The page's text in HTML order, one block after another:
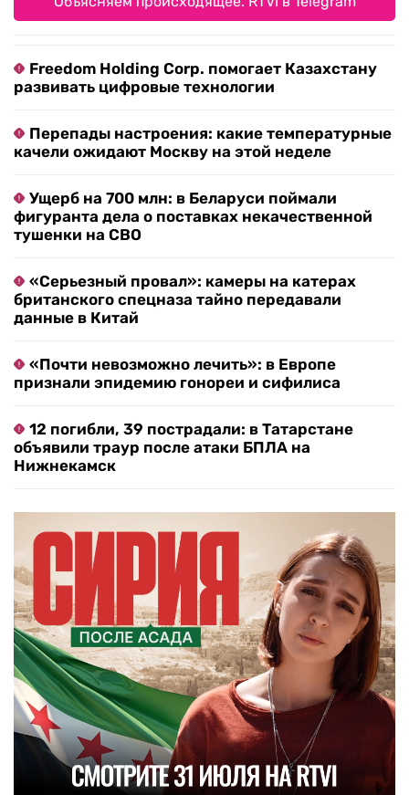
Freedom Holding Corp. помогает Казахстану
развивать цифровые технологии
Перепады настроения: какие температурные
качели ожидают Москву на этой неделе
Ущерб на 700 млн: в Беларуси поймали
фигуранта дела о поставках некачественной
тушенки на СВО
«Серьезный провал»: камеры на катерах
британского спецназа тайно передавали
данные в Китай
«Почти невозможно лечить»: в Европе
признали эпидемию гонореи и сифилиса
12 погибли, 39 пострадали: в Татарстане
объявили траур после атаки БПЛА на
Нижнекамск